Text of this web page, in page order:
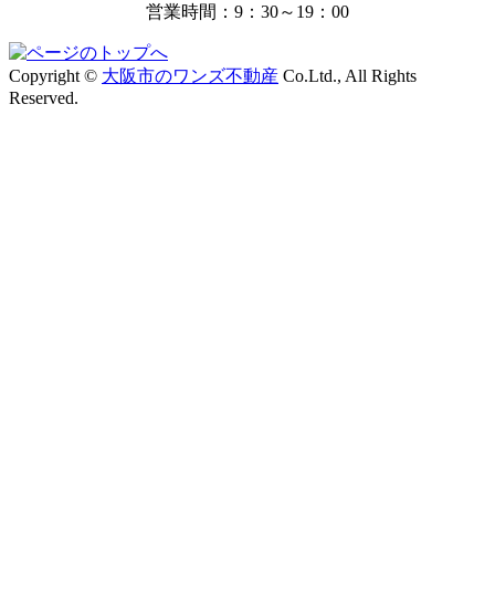
営業時間：9：30～19：00
Copyright © 大阪市のワンズ不動産 Co.Ltd., All Rights
Reserved.